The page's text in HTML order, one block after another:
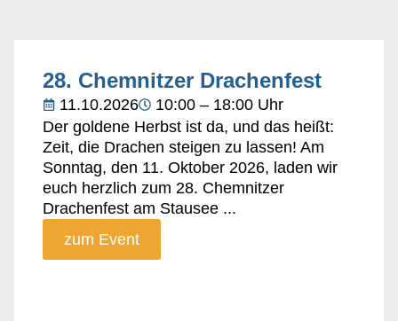
28. Chemnitzer Drachenfest
11.10.2026
10:00 – 18:00 Uhr
Der goldene Herbst ist da, und das heißt:
Zeit, die Drachen steigen zu lassen! Am
Sonntag, den 11. Oktober 2026, laden wir
euch herzlich zum 28. Chemnitzer
Drachenfest am Stausee ...
zum Event